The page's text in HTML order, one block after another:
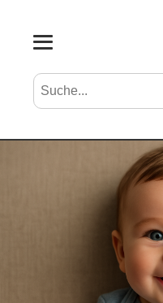
Suche nach Vornamen